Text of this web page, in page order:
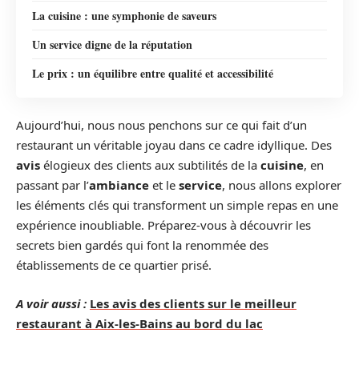
La cuisine : une symphonie de saveurs
Un service digne de la réputation
Le prix : un équilibre entre qualité et accessibilité
Aujourd’hui, nous nous penchons sur ce qui fait d’un
restaurant un véritable joyau dans ce cadre idyllique. Des
avis élogieux des clients aux subtilités de la cuisine, en
passant par l’ambiance et le service, nous allons explorer
les éléments clés qui transforment un simple repas en une
expérience inoubliable. Préparez-vous à découvrir les
secrets bien gardés qui font la renommée des
établissements de ce quartier prisé.
A voir aussi : Les avis des clients sur le meilleur
restaurant à Aix-les-Bains au bord du lac